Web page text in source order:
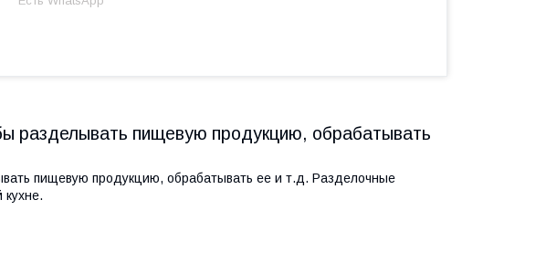
разделывать пищевую продукцию, обрабатывать
пищевую продукцию, обрабатывать ее и т.д. Разделочные